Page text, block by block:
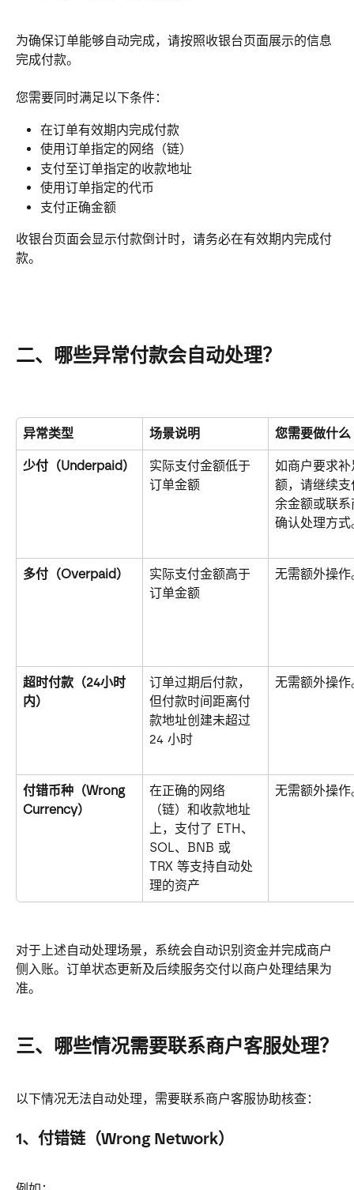
为确保订单能够自动完成，请按照收银台页面展示的信息
完成付款。
您需要同时满足以下条件：
在订单有效期内完成付款
使用订单指定的网络（链）
支付至订单指定的收款地址
使用订单指定的代币
支付正确金额
收银台页面会显示付款倒计时，请务必在有效期内完成付
款。
二、哪些异常付款会自动处理？
异常类型 场景说明 您需要做什么
少付（Underpaid）
实际支付金额低于
订单金额
如商户要求补
额，请继续支
余金额或联系
确认处理方式
多付（Overpaid）
实际支付金额高于
订单金额
无需额外操作
超时付款（24小时
内）
订单过期后付款，
但付款时间距离付
款地址创建未超过
24 小时
无需额外操作
付错币种（Wrong
Currency）
在正确的网络
（链）和收款地址
上，支付了 ETH、
SOL、BNB 或
TRX 等支持自动处
理的资产
无需额外操作
对于上述自动处理场景，系统会自动识别资金并完成商户
侧入账。订单状态更新及后续服务交付以商户处理结果为
准。
三、哪些情况需要联系商户客服处理？
以下情况无法自动处理，需要联系商户客服协助核查：
1、付错链（Wrong Network）